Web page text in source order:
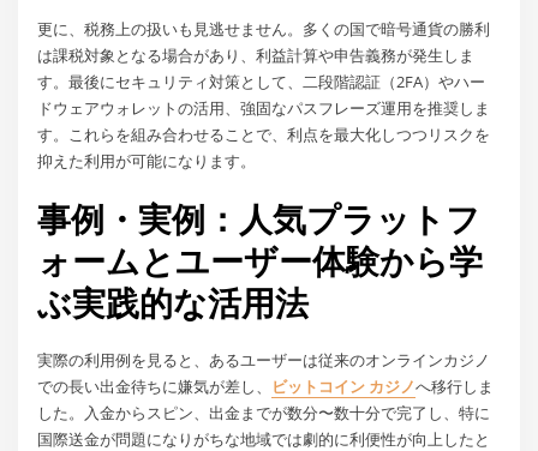
更に、税務上の扱いも見逃せません。多くの国で暗号通貨の勝利
は課税対象となる場合があり、利益計算や申告義務が発生しま
す。最後にセキュリティ対策として、二段階認証（2FA）やハー
ドウェアウォレットの活用、強固なパスフレーズ運用を推奨しま
す。これらを組み合わせることで、利点を最大化しつつリスクを
抑えた利用が可能になります。
事例・実例：人気プラットフ
ォームとユーザー体験から学
ぶ実践的な活用法
実際の利用例を見ると、あるユーザーは従来のオンラインカジノ
での長い出金待ちに嫌気が差し、 ビットコイン カジノへ移行しま
した。入金からスピン、出金までが数分〜数十分で完了し、特に
国際送金が問題になりがちな地域では劇的に利便性が向上したと